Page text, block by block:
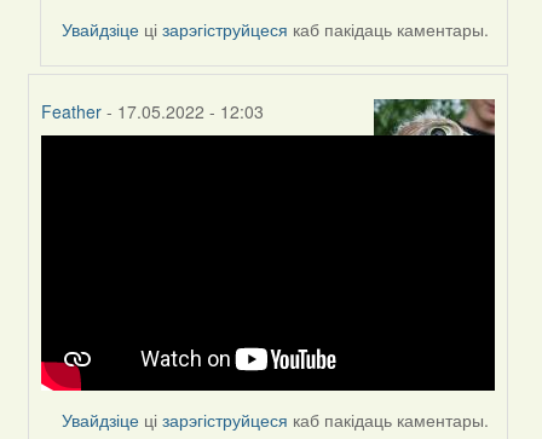
Увайдзіце цізарэгіструйцеся каб пакідаць каментары.
Feather - 17.05.2022 - 12:03
Увайдзіце цізарэгіструйцеся каб пакідаць каментары.